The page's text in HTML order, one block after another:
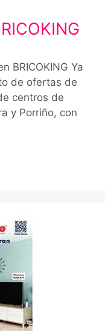
BRICOKING Ya
de ofertas de
centros de
y Porriño, con